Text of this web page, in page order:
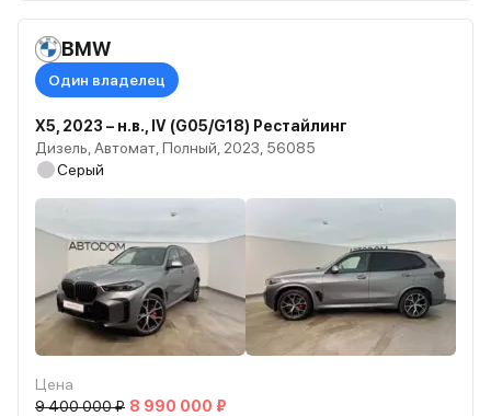
BMW
Один владелец
X5, 2023 – н.в., IV (G05/G18) Рестайлинг
Дизель, Автомат, Полный, 2023, 56085
Серый
Цена
9 400 000 ₽ 8 990 000 ₽